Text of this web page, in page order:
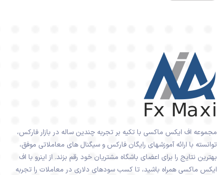
مجموعه اف ایکس ماکسی با تکیه بر تجربه چندین ساله در بازار فارکس،
توانسته با ارائه آموزشهای رایگان فارکس و سیگنال های معاملاتی موفق،
بهترین نتایج را برای اعضای باشگاه مشتریان خود رقم بزند. از اینرو با اف
ایکس ماکسی همراه باشید، تا کسب سودهای دلاری در معاملات را تجربه